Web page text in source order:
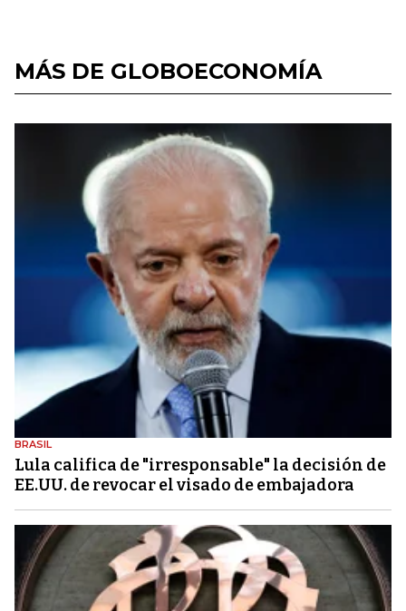
MÁS DE GLOBOECONOMÍA
BRASIL
Lula califica de "irresponsable" la decisión de
EE.UU. de revocar el visado de embajadora